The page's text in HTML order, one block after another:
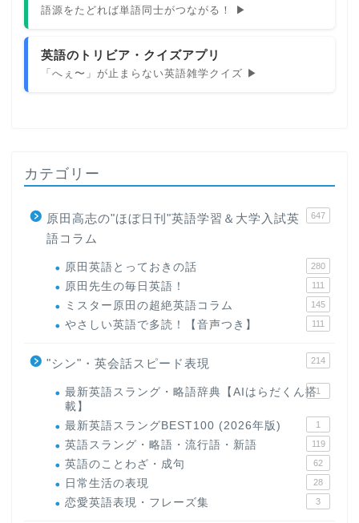
語源をたどれば単語同士がつながる！ ▶
英語のトリビア・クイズアプリ
「へぇ〜」が止まらない英語雑学クイズ ▶
カテゴリー
原田高志の"ほぼ日刊"英語学習＆大学入試英
語コラム
647
原田英語とっておきの話 280
原田先生の毎日英語！ 111
ミスター原田の超絶英語コラム 145
やさしい英語で多読！【音声つき】 111
"シン"・英会話スピード表現 214
最新英語スラング・略語辞典【AIはらだくん搭
載】
1
最新英語スラングBEST100 (2026年版) 1
英語スラング・略語・流行語・新語 119
英語のことわざ・成句 62
日常生活の表現 28
恋愛英語表現・フレーズ集 3